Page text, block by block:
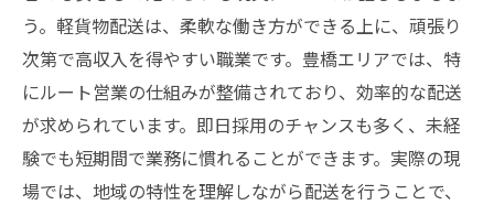
う。軽貨物配送は、柔軟な働き方ができる上に、頑張り
次第で高収入を得やすい職業です。豊橋エリアでは、特
にルート営業の仕組みが整備されており、効率的な配送
が求められています。即日採用のチャンスも多く、未経
験でも短期間で業務に慣れることができます。実際の現
場では、地域の特性を理解しながら配送を行うことで、